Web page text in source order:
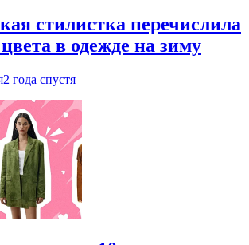
стилистка перечислила
в одежде на зиму
2 года спустя